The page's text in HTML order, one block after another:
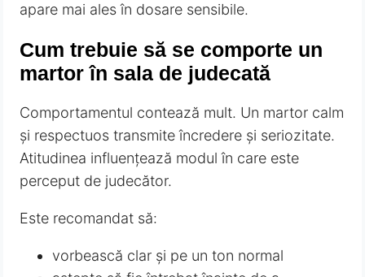
apare mai ales în dosare sensibile.
Cum trebuie să se comporte un
martor în sala de judecată
Comportamentul contează mult. Un martor calm
și respectuos transmite încredere și seriozitate.
Atitudinea influențează modul în care este
perceput de judecător.
Este recomandat să:
vorbească clar și pe un ton normal